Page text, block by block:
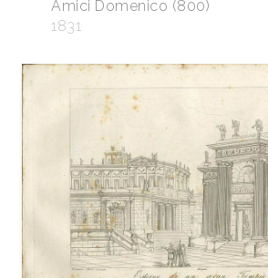
Amici Domenico (800)
1831